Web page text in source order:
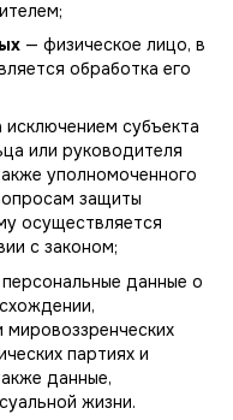
— физическое лицо, в
обработка его
субъекта
или руководителя
уполномоченного
защиты
осуществляется
с законом;
данные о
мировоззренческих
партиях и
данные,
жизни.